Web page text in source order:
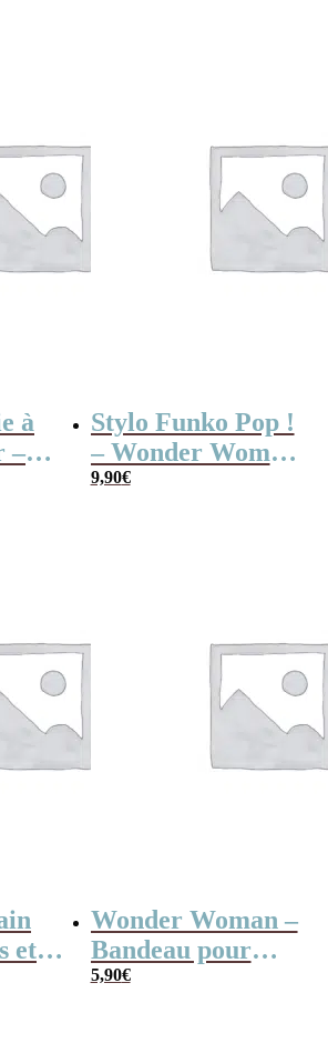
à
–
Stylo Funko Pop !
– Wonder Woman
1984 – Wonder
9,90€
et
Wonder Woman –
Bandeau pour
cheveux bleu – DC
5,90€